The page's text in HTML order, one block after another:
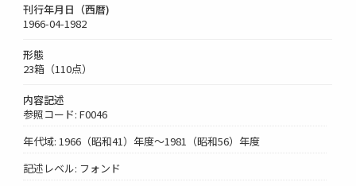
刊行年月日（西暦)
1966-04-1982
形態
23箱（110点）
内容記述
参照コード: F0046
年代域: 1966（昭和41）年度～1981（昭和56）年度
記述レベル: フォンド